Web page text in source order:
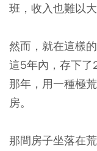
班，收入也難以大
然而，就在這樣
這5年內，存下
那年，用一種極
房。
那間房子坐落在